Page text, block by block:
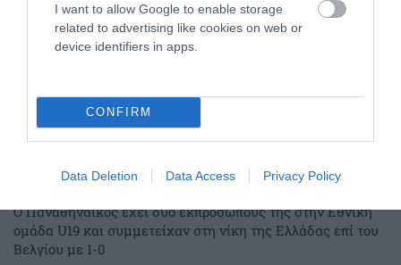
I want to allow Google to enable storage
related to advertising like cookies on web or
device identifiers in apps.
CONFIRM
Data Deletion Data Access Privacy Policy
«Γαλανόλευκη» νίκη με πράσινο
Ο Παναθηναϊκός έχει δύο εκπροσώπους της στην Εθνική
ομάδα U19 και συμμετείχαν στη νίκη της Ελλάδας επί του
Βελγίου με 1-0